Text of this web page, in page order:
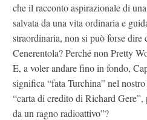
che il racconto aspirazionale di
salvata da una vita ordinaria e
straordinaria, non si può forse dire
Cenerentola? Perché non Pretty
E, a voler andare fino in fondo,
significa “fata Turchina” nel
“carta di credito di Richard Gere”,
da un ragno radioattivo”?